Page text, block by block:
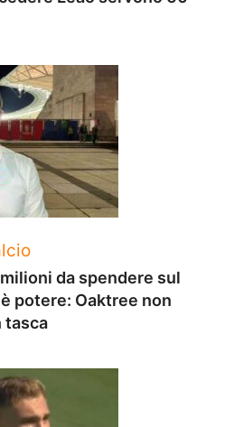
da spendere sul
potere: Oaktree non
tasca